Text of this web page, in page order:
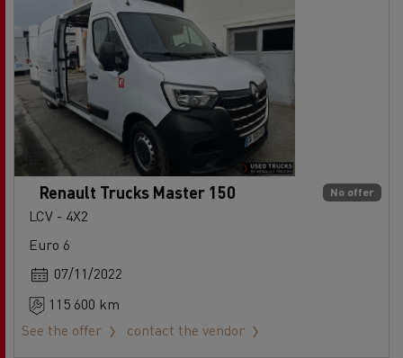
No offer
Renault Trucks Master 150
LCV - 4X2
Euro 6
07/11/2022
115 600 km
See the offer
contact the vendor